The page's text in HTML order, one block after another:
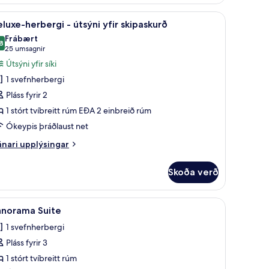
öryggishólf í herbergi, skrifborðRúmföt af bestu gerð, míníbar, öryggishólf í
5 herbergi - útsýni yfir skipaskurð
af 10
Frábært
25 umsagnir
(25
umsagnir)
Útsýni yfir síki
1 svefnherbergi
Pláss fyrir 2
1 stórt tvíbreitt rúm EÐA 2 einbreið rúm
Ókeypis þráðlaust net
upplýsingar
Skoða verð
Panorama Suite | Rúmföt af bestu gerð,
4 Suite
1 svefnherbergi
Pláss fyrir 3
1 stórt tvíbreitt rúm